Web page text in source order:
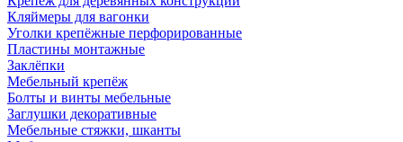
Кляймеры для вагонки
Уголки крепёжные перфорированные
Пластины монтажные
Заклёпки
Мебельный крепёж
Болты и винты мебельные
Заглушки декоративные
Мебельные стяжки, шканты